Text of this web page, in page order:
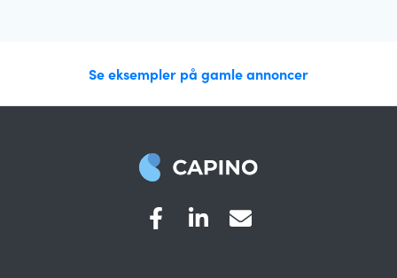
Se eksempler på gamle annoncer